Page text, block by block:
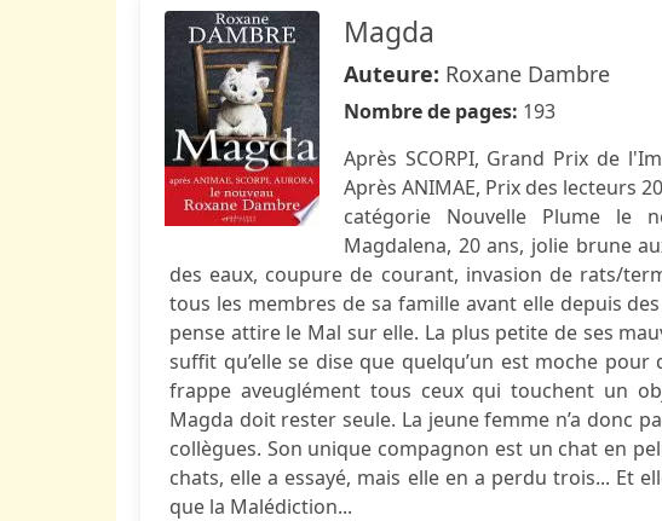
Magda
Auteure: Roxane Dambre
Nombre de pages: 193
Après SCORPI, Grand Prix de
Après ANIMAE, Prix des lecteurs
catégorie Nouvelle Plume le
Magdalena, 20 ans, jolie brune
des eaux, coupure de courant, invasion de rats/
tous les membres de sa famille avant elle depuis
pense attire le Mal sur elle. La plus petite de ses
suffit qu’elle se dise que quelqu’un est moche
frappe aveuglément tous ceux qui touchent un
Magda doit rester seule. La jeune femme n’a donc
collègues. Son unique compagnon est un chat en
chats, elle a essayé, mais elle en a perdu trois... Et
que la Malédiction...